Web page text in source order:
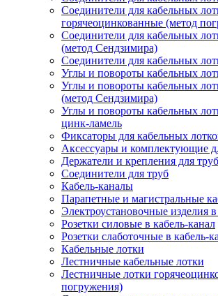
Соединители для кабельных
горячеоцинкованные (метод
Соединители для кабельных
(метод Сендзимира)
Соединители для кабельных
Углы и повороты кабельных
Углы и повороты кабельных
(метод Сендзимира)
Углы и повороты кабельных
цинк-ламель
Фиксаторы для кабельных
Аксессуары и комплектующие
Держатели и крепления для труб
Соединители для труб
Кабель-каналы
Парапетные и магистральные
Электроустановочные изделия
Розетки силовые в кабель-канал
Розетки слаботочные в кабель-
Кабельные лотки
Лестничные кабельные лотки
Лестничные лотки
погружения)